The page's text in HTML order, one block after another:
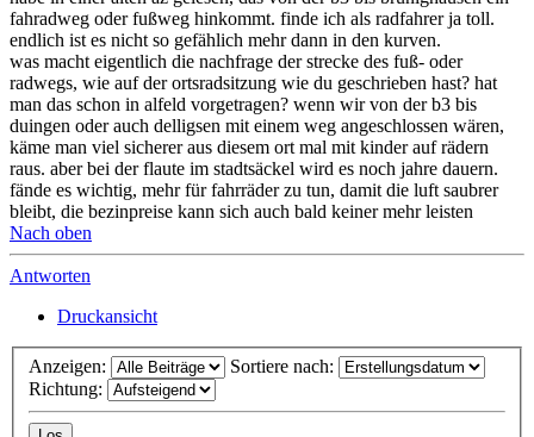
fahradweg oder fußweg hinkommt. finde ich als radfahrer ja toll.
endlich ist es nicht so gefählich mehr dann in den kurven.
was macht eigentlich die nachfrage der strecke des fuß- oder
radwegs, wie auf der ortsradsitzung wie du geschrieben hast? hat
man das schon in alfeld vorgetragen? wenn wir von der b3 bis
duingen oder auch delligsen mit einem weg angeschlossen wären,
käme man viel sicherer aus diesem ort mal mit kinder auf rädern
raus. aber bei der flaute im stadtsäckel wird es noch jahre dauern.
fände es wichtig, mehr für fahrräder zu tun, damit die luft saubrer
bleibt, die bezinpreise kann sich auch bald keiner mehr leisten
Nach oben
Antworten
Druckansicht
Anzeigen:
Sortiere nach:
Richtung: